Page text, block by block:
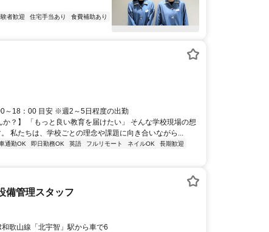
者歓迎 住宅手当あり
食費補助あり
～18：00 目安 ※週2～5日程度の出勤
？】 「もっと良い教育を届けたい」 そんな学校現場の想
私たちは、学校ごとの理念や課題に向き合いながら...
通勤OK 即日勤務OK 英語 フルリモート ネイルOK
長期歓迎
備管理スタッフ
歌山線「北宇智」駅から車で6